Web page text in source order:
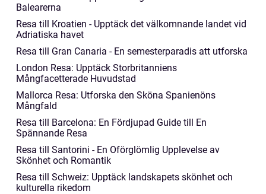
Balearerna
Resa till Kroatien - Upptäck det välkomnande landet vid
Adriatiska havet
Resa till Gran Canaria - En semesterparadis att utforska
London Resa: Upptäck Storbritanniens
Mångfacetterade Huvudstad
Mallorca Resa: Utforska den Sköna Spanienöns
Mångfald
Resa till Barcelona: En Fördjupad Guide till En
Spännande Resa
Resa till Santorini - En Oförglömlig Upplevelse av
Skönhet och Romantik
Resa till Schweiz: Upptäck landskapets skönhet och
kulturella rikedom